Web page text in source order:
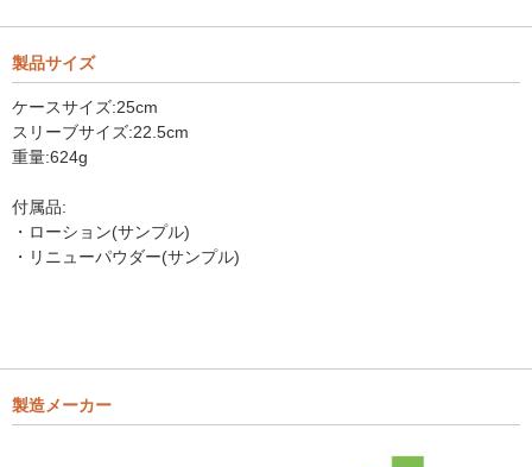
製品サイズ
ケースサイズ:25cm
スリーブサイズ:22.5cm
重量:624g
付属品:
・ローション(サンプル)
・リニューパウダー(サンプル)
製造メーカー